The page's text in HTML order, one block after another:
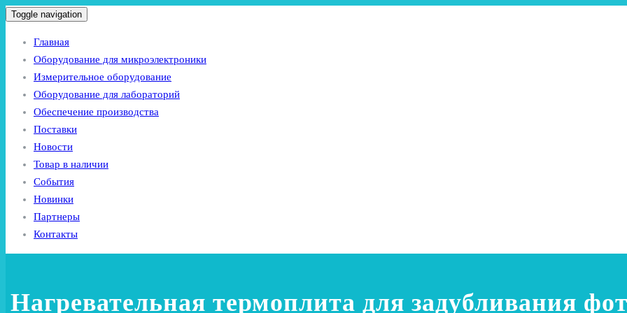
Toggle navigation
Главная
Оборудование для микроэлектроники
Измерительное оборудование
Оборудование для лабораторий
Обеспечение производства
Поставки
Новости
Товар в наличии
События
Новинки
Партнеры
Контакты
Нагревательная термоплита для задубливания